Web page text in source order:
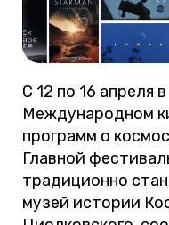
С 12 по 16 апреля
Международном
программ о
Главной
традиционно
музей истории